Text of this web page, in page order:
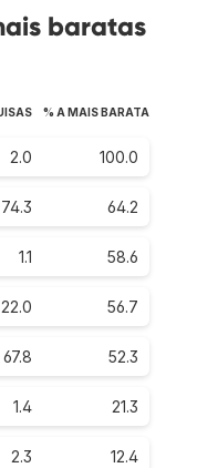
baratas
% A MAIS BARATA
2.0 100.0
74.3 64.2
1.1 58.6
22.0 56.7
67.8 52.3
1.4 21.3
2.3 12.4